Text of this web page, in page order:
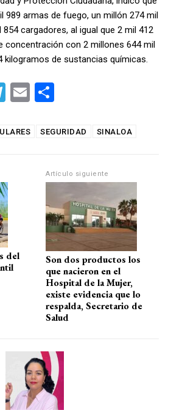
989 armas de fuego, un millón 274 mil
cargadores, al igual que 2 mil 412
concentración con 2 millones 644 mil
kilogramos de sustancias químicas.
T
e
m
E
ail m
ar
tir
SEGURIDAD SINALOA
del
Artículo siguiente
Son dos productos los
que nacieron en el
Hospital de la Mujer,
existe evidencia que lo
respalda, Secretario de
Salud